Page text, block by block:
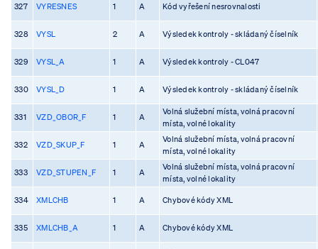
327 VYRESNES 1 A Kód vyřešení nesrovnalosti
328 VYSL 2 A Výsledek kontroly - skládaný číselník
329 VYSL_A 1 A Výsledek kontroly - CL047
330 VYSL_D 1 A Výsledek kontroly - skládaný číselník
331 VZD_OBOR_F 1 A
Volná služební místa, volná pracovní
místa, volné lokality
332 VZD_SKUP_F 1 A
Volná služební místa, volná pracovní
místa, volné lokality
333 VZD_STUPEN_F 1 A
Volná služební místa, volná pracovní
místa, volné lokality
334 XMLCHB 1 A Chybové kódy XML
335 XMLCHB_A 1 A Chybové kódy XML